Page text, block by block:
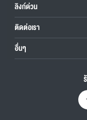
ลิงก์ด่วน
ติดต่อเรา
อื่นๆ